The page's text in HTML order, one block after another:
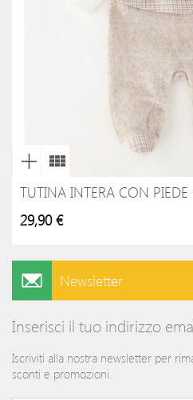
TUTINA INTERA CON
29,90 €
Newsletter
Inserisci il tuo indirizzo
Iscriviti alla nostra newsletter per
sconti e promozioni.